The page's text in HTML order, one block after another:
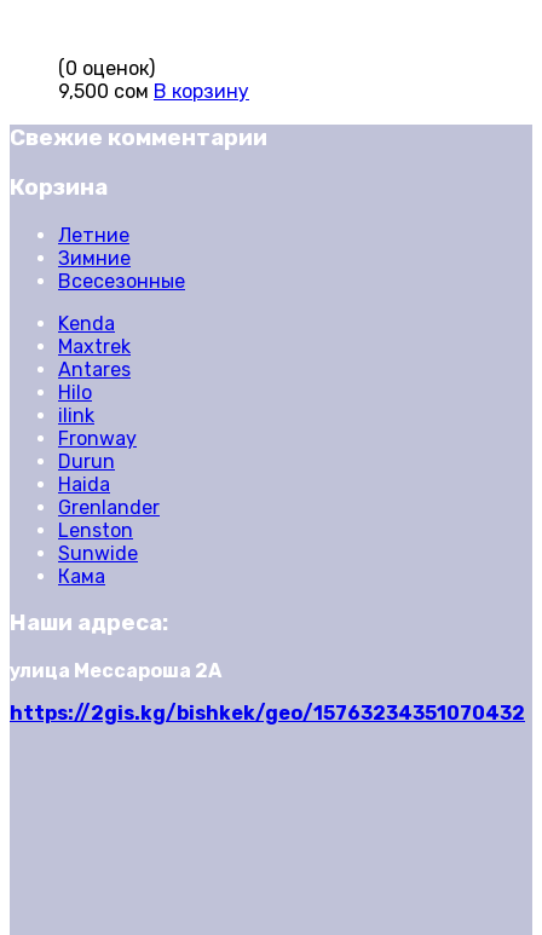
(0 оценок)
9,500 сом В корзину
Свежие комментарии
Корзина
Летние
Зимние
Всесезонные
Kenda
Maxtrek
Antares
Hilo
ilink
Fronway
Durun
Haida
Grenlander
Lenston
Sunwide
Кама
Наши адреса:
улица Мессароша 2А
https://2gis.kg/bishkek/geo/15763234351070432